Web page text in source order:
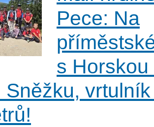
Pece: Na
s
Sněžku,